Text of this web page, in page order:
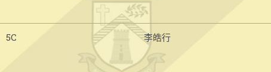
5C 李皓行